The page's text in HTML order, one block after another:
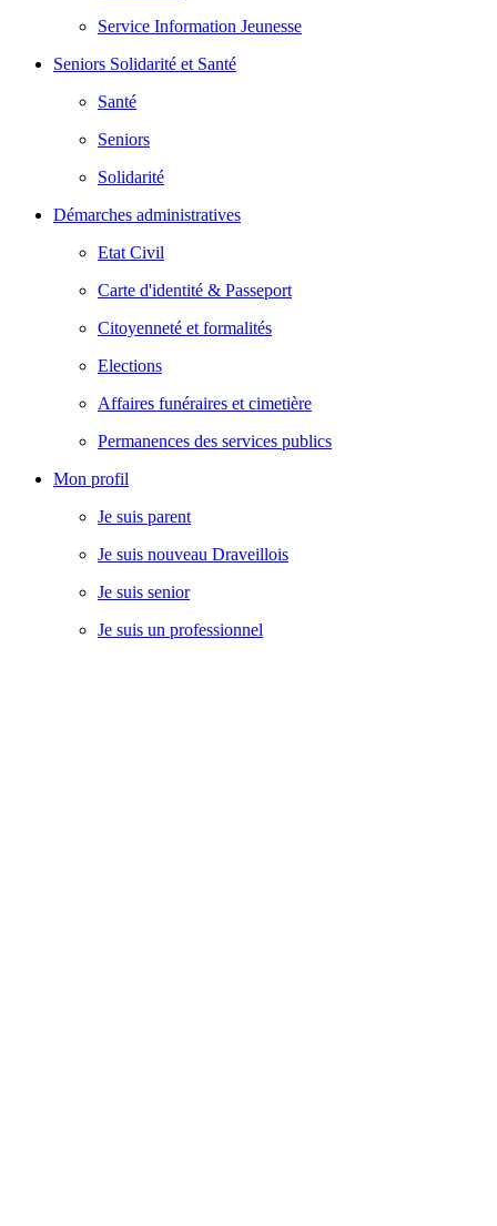
Service Information Jeunesse
Seniors Solidarité et Santé
Santé
Seniors
Solidarité
Démarches administratives
Etat Civil
Carte d'identité & Passeport
Citoyenneté et formalités
Elections
Affaires funéraires et cimetière
Permanences des services publics
Mon profil
Je suis parent
Je suis nouveau Draveillois
Je suis senior
Je suis un professionnel